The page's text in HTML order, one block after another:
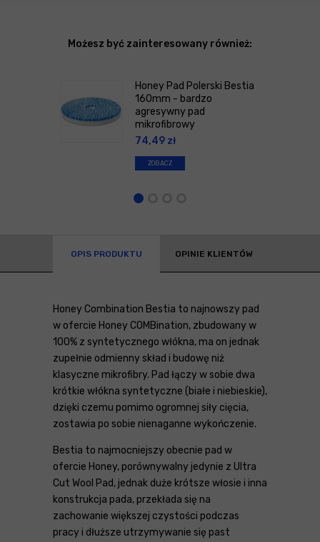
Możesz być zainteresowany również:
Honey Pad Polerski Bestia
160mm - bardzo
agresywny pad
mikrofibrowy
74,49 zł
ZOBACZ
OPIS PRODUKTU OPINIE KLIENTÓW
Honey Combination Bestia to najnowszy pad
w ofercie Honey COMBination, zbudowany w
100% z syntetycznego włókna, ma on jednak
zupełnie odmienny skład i budowę niż
klasyczne mikrofibry. Pad łączy w sobie dwa
krótkie włókna syntetyczne (białe i niebieskie),
dzięki czemu pomimo ogromnej siły cięcia,
zostawia po sobie nienaganne wykończenie.
Bestia to najmocniejszy obecnie pad w
ofercie Honey, porównywalny jedynie z Ultra
Cut Wool Pad, jednak duże krótsze włosie i inna
konstrukcja pada, przekłada się na
zachowanie większej czystości podczas
pracy i dłuższe utrzymywanie się past